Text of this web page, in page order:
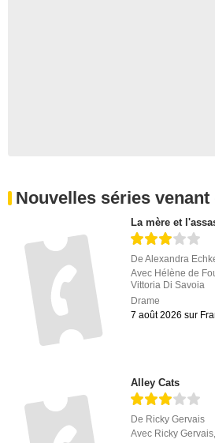
Nouvelles séries
La mère et
DeAlexandra
Avec Hélène de
Vittoria Di Savoia
Drame
7 août 2026 sur
Alley Cats
De Ricky Gervais
Avec Ricky Gervais